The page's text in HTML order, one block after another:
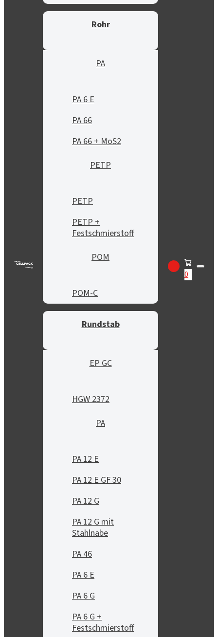
Rohr
PA
PA 6 E
PA 66
PA 66 + MoS2
PETP
PETP
PETP +
Festschmierstoff
POM
POM-C
Rundstab
EP GC
HGW 2372
PA
PA 12 E
PA 12 E GF 30
PA 12 G
PA 12 G mit
Stahlnabe
PA 46
PA 6 E
PA 6 G
PA 6 G +
Festschmierstoff
0